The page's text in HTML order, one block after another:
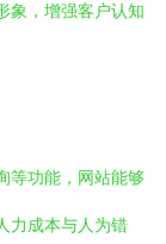
象，增强客户认知
等功能，网站能够
力成本与人为错